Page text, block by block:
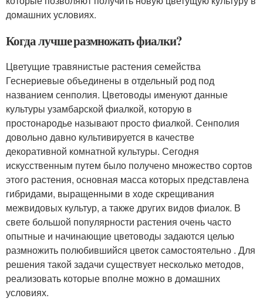
домашних условиях.
Когда лучше размножать фиалки?
Цветущие травянистые растения семейства
Геснериевые объединены в отдельный род под
названием сенполия. Цветоводы именуют данные
культуры узамбарской фиалкой, которую в
простонародье называют просто фиалкой. Сенполия
довольно давно культивируется в качестве
декоративной комнатной культуры. Сегодня
искусственным путем было получено множество сортов
этого растения, основная масса которых представлена
гибридами, выращенными в ходе скрещивания
межвидовых культур, а также других видов фиалок. В
свете большой популярности растения очень часто
опытные и начинающие цветоводы задаются целью
размножить полюбившийся цветок самостоятельно . Для
решения такой задачи существует несколько методов,
реализовать которые вполне можно в домашних
условиях.